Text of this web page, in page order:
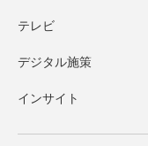
テレビ
デジタル施策
インサイト